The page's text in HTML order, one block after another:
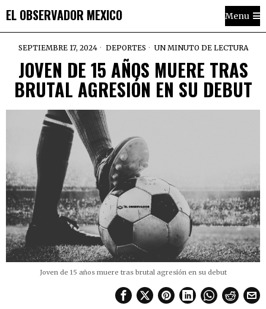
EL OBSERVADOR MEXICO Menu
SEPTIEMBRE 17, 2024 DEPORTES UN MINUTO DE LECTURA
JOVEN DE 15 AÑOS MUERE TRAS
BRUTAL AGRESIÓN EN SU DEBUT
Joven de 15 años muere tras brutal agresión en su debut